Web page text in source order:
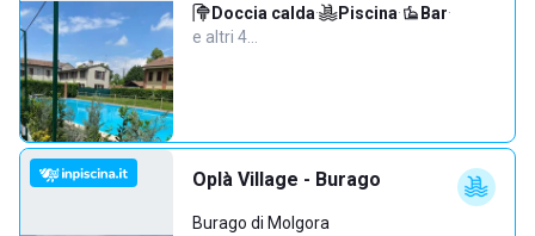
Doccia calda· Piscina· Bar·
e altri 4…
Oplà Village - Burago
Burago di Molgora